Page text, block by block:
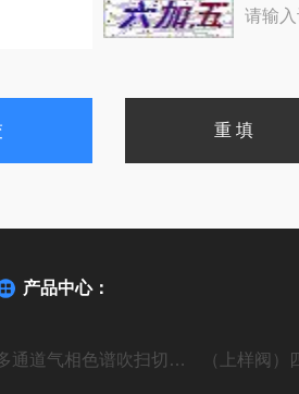
请输
产品中心：
多通道气相色谱吹扫切换阀